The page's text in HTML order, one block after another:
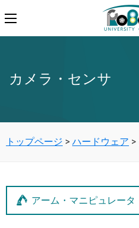
カメラ・センサ
トップページ > ハードウェア >
アーム・マニピュレータ